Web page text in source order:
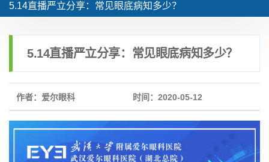
5.14直播严立分享：常见眼底病知多少？
5.14直播严立分享：常见眼底病知多少？
作者：爱尔眼科 时间：2020-05-12